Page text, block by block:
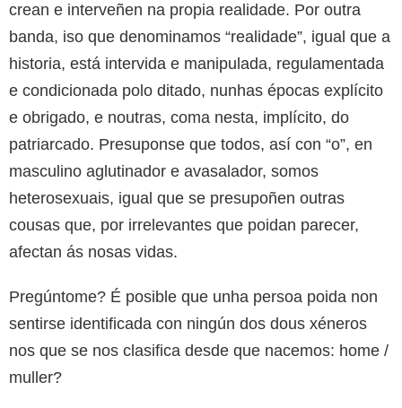
crean e interveñen na propia realidade. Por outra
banda, iso que denominamos “realidade”, igual que a
historia, está intervida e manipulada, regulamentada
e condicionada polo ditado, nunhas épocas explícito
e obrigado, e noutras, coma nesta, implícito, do
patriarcado. Presuponse que todos, así con “o”, en
masculino aglutinador e avasalador, somos
heterosexuais, igual que se presupoñen outras
cousas que, por irrelevantes que poidan parecer,
afectan ás nosas vidas.
Pregúntome? É posible que unha persoa poida non
sentirse identificada con ningún dos dous xéneros
nos que se nos clasifica desde que nacemos: home /
muller?